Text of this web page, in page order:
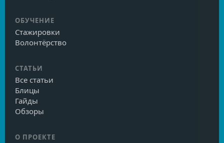
ОБУЧЕНИЕ
Стажировки
Волонтёрство
СТАТЬИ
Все статьи
Блицы
Гайды
Обзоры
О ПРОЕКТЕ